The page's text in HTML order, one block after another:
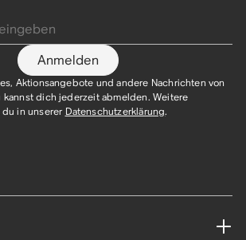
Anmelden
Aktionsangebote und andere Nachrichten von
kannst dich jederzeit abmelden. Weitere
in unserer Datenschutzerklärung.​